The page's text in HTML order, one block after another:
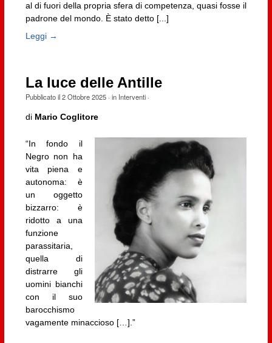
al di fuori della propria sfera di competenza, quasi fosse il
padrone del mondo. È stato detto [...]
Leggi →
La luce delle Antille
Pubblicato il2 Ottobre 2025· in Interventi·
di Mario Coglitore
“In fondo il
Negro non ha
vita piena e
autonoma: è
un oggetto
bizzarro: è
ridotto a una
funzione
parassitaria,
quella di
distrarre gli
uomini bianchi
con il suo
barocchismo
vagamente minaccioso […].”